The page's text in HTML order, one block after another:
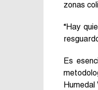
zonas
“Hay
Es